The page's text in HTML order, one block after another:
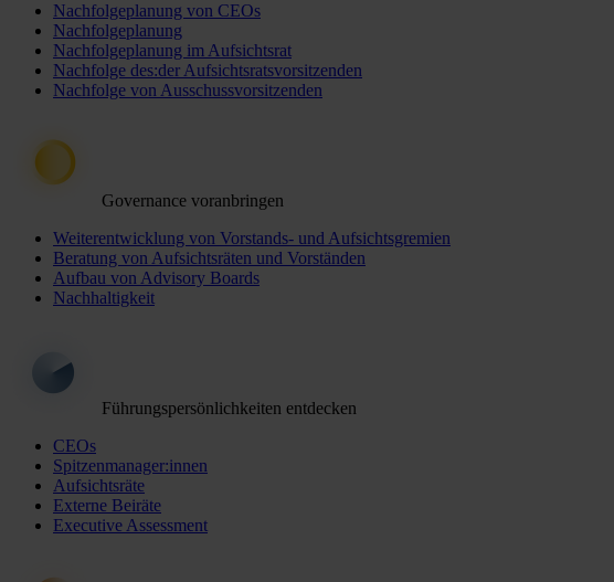
Nachfolgeplanung von CEOs
Nachfolgeplanung
Nachfolgeplanung im Aufsichtsrat
Nachfolge des:der Aufsichtsratsvorsitzenden
Nachfolge von Ausschussvorsitzenden
Governance voranbringen
Weiterentwicklung von Vorstands- und Aufsichtsgremien
Beratung von Aufsichtsräten und Vorständen
Aufbau von Advisory Boards
Nachhaltigkeit
Führungspersönlichkeiten entdecken
CEOs
Spitzenmanager:innen
Aufsichtsräte
Externe Beiräte
Executive Assessment